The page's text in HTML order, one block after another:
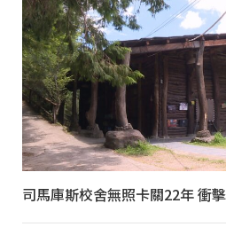
司馬庫斯校舍無照卡關22年 衝